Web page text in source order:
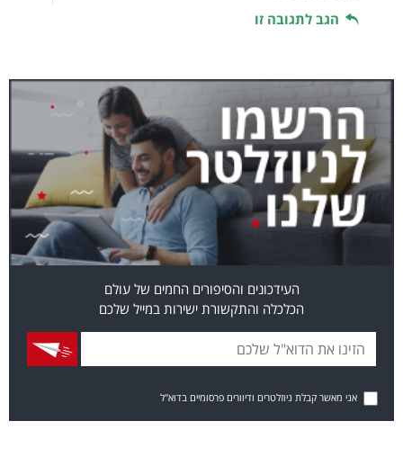
הגב לתגובה זו
העידכונים והסיפורים החמים של עולם
הכלכלה והתקשורת ישירות במייל שלכם
אני מאשר קבלת ניוזלטרים ודיוורים פרסומיים בדוא"ל